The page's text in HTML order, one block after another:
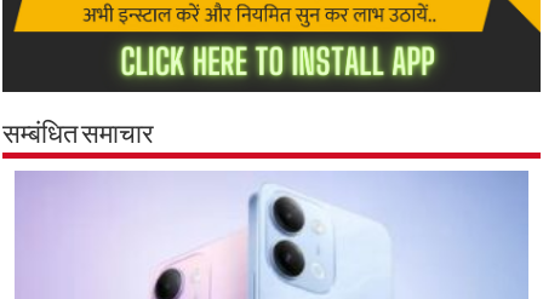
सम्बंधित समाचार